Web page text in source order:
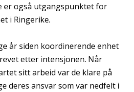
er også utgangspunktet for
i Ringerike.
år siden koordinerende enhet
etter intensjonen. Når
sitt arbeid var de klare på
deres ansvar som var nedfelt i